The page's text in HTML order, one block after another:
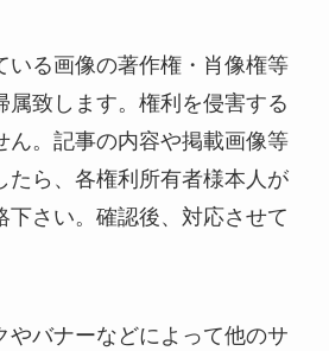
いる画像の著作権・肖像権等
属致します。権利を侵害する
ん。記事の内容や掲載画像等
たら、各権利所有者様本人が
下さい。確認後、対応させて
やバナーなどによって他のサ